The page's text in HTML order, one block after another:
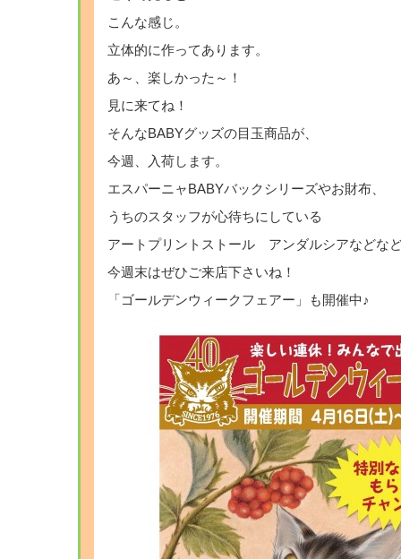
こんな感じ。
立体的に作ってあります。
あ～、楽しかった～！
見に来てね！
そんなBABYグッズの目玉商品が、
今週、入荷します。
エスパーニャBABYバックシリーズやお財布、
うちのスタッフが心待ちにしている
アートプリントストール アンダルシアなどな
今週末はぜひご来店下さいね！
「ゴールデンウィークフェアー」も開催中♪